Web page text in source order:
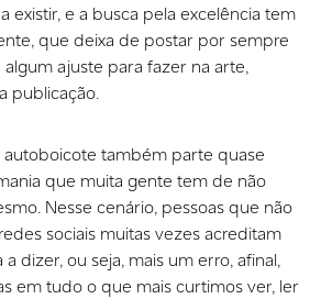
existir, e a busca pela excelência tem
que deixa de postar por sempre
ajuste para fazer na arte,
publicação.
autoboicote também parte quase
que muita gente tem de não
Nesse cenário, pessoas que não
sociais muitas vezes acreditam
dizer, ou seja, mais um erro, afinal,
em tudo o que mais curtimos ver, ler